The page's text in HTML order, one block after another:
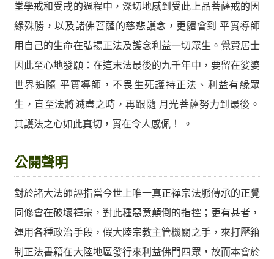
堂學戒和受戒的過程中，深切地感到受此上品菩薩戒的因
緣殊勝，以及諸佛菩薩的慈悲護念，更體會到 平實導師
用自己的生命在弘揚正法及護念利益一切眾生。覺賢居士
因此至心地發願：在這末法最後的九千年中，要留在娑婆
世界追隨 平實導師，不畏生死護持正法、利益有緣眾
生，直至法將滅盡之時，再跟隨 月光菩薩努力到最後。
其護法之心如此真切，實在令人感佩！ 。
公開聲明
對於諸大法師誣指當今世上唯一真正禪宗法脈傳承的正覺
同修會在破壞禪宗，對此種惡意顛倒的指控；更有甚者，
運用各種政治手段，假大陸宗教主管機關之手，來打壓箝
制正法書籍在大陸地區發行來利益佛門四眾，故而本會於